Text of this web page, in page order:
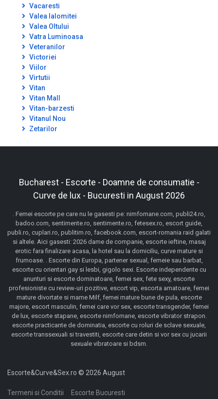
Vacaresti
Valea Ialomitei
Valea Oltului
Vatra Luminoasa
Veteranilor
Victoriei
Viilor
Virtutii
Vitan
Vitan Mall
Vitan-barzesti
Vitanul Nou
Zetarilor
Bucharest - Escorte - Doamne de consumatie -
Curve de lux - Bucuresti in August 2026
. Femei escorte pe care nu le gasesti pe: nimfomane.com, publi24.ro,
badoo.com, sentimente.ro, sentimente.ro, fetesex.ro, escort guide,
publi.ro, cuplari.ro, publitim.ro, facebook.com, escort-romania raid galati
si altele. Aici gasesti: 2026 dame de companie, escorte ieftine, masaj
erotic fara finalizare acasa, la hotel sau la domiciliu, curve mature si
frumoase. . Escorte din Europa, partener sexual, femeie sau barbat,
escorte cu orientari gay si lesbi, gigolo sexi. Escorte independente cu
anunturi si escorte dominatoare, femei sex, fete sexy, escorte
profesioniste cu review-uri pozitive, escort vip, escorta amatoare, femei
mature divortate si mame Milf, femei mature bune de pula, escorte
majore, escort masculin, femei care vor sex, escorte transgender, femei
de lux, escorte stapane, escorte nimfomane, escorte vibrator strapon.
escorte practicante de dominatia, escorte cu roluri de sclave sexuale,
escorte transsexuali si travestiti, escorte care detin si vor sex cu jucarii
sexuale vibratoare si bdsm.
Escorte&Curve&Sex.ro © 2026 August
Termeni si Conditii Escorte Bucuresti